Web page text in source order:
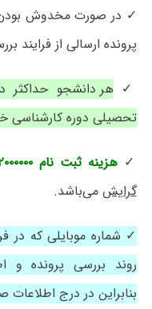
✓ در صورت مخدوش بودن
پرونده ارسالی از
✓ هر دانشجو حداکثر
تحصیلی دوره کارشناسی
✓ هزینه ثبت نام ۲۰۰۰۰۰۰ (دو میلیون ریال)
گرایش می‌باشد.
✓ شماره موبایلی که در
روند بررسی پرونده و
بنابراین در درج